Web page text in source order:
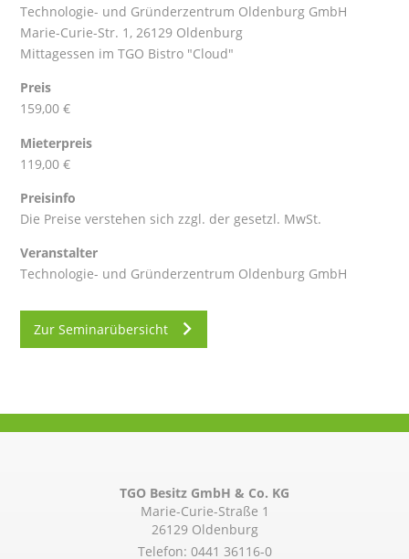
Technologie- und Gründerzentrum Oldenburg GmbH
Marie-Curie-Str. 1, 26129 Oldenburg
Mittagessen im TGO Bistro "Cloud"
Preis
159,00 €
Mieterpreis
119,00 €
Preisinfo
Die Preise verstehen sich zzgl. der gesetzl. MwSt.
Veranstalter
Technologie- und Gründerzentrum Oldenburg GmbH
Zur Seminarübersicht
TGO Besitz GmbH & Co. KG
Marie-Curie-Straße 1
26129 Oldenburg
Telefon: 0441 36116-0